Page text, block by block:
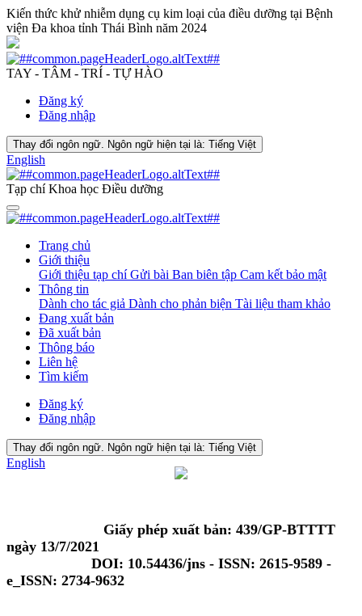
Kiến thức khử nhiễm dụng cụ kim loại của điều dưỡng tại Bệnh
viện Đa khoa tỉnh Thái Bình năm 2024
TAY - TÂM - TRÍ - TỰ HÀO
Đăng ký
Đăng nhập
Thay đổi ngôn ngữ. Ngôn ngữ hiện tại là: Tiếng Việt
English
Tạp chí Khoa học Điều dưỡng
Trang chủ
Giới thiệu
Giới thiệu tạp chíGửi bài Ban biên tập Cam kết bảo mật
Thông tin
Dành cho tác giả Dành cho phản biện Tài liệu tham khảo
Đang xuất bản
Đã xuất bản
Thông báo
Liên hệ
Tìm kiếm
Đăng ký
Đăng nhập
Thay đổi ngôn ngữ. Ngôn ngữ hiện tại là: Tiếng Việt
English
Giấy phép xuất bản: 439/GP-BTTTT
ngày 13/7/2021
DOI: 10.54436/jns - ISSN: 2615-9589 -
e_ISSN: 2734-9632